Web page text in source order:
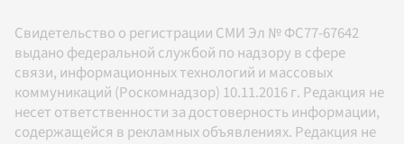
Свидетельство о регистрации СМИ Эл № ФС77-67642
выдано федеральной службой по надзору в сфере
связи, информационных технологий и массовых
коммуникаций (Роскомнадзор) 10.11.2016 г. Редакция не
несет ответственности за достоверность информации,
содержащейся в рекламных объявлениях. Редакция не